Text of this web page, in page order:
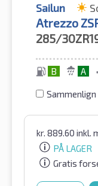
Sailun
Atrezzo
285/
B A
kr. 889.60 inkl.
PÅ LAGER
Gratis